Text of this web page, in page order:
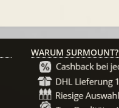
WARUM SURMOUNT?